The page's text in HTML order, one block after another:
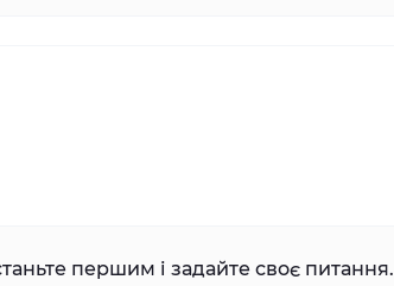
першим і задайте своє питання.